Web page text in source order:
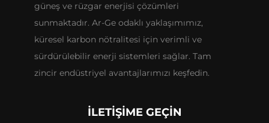
güneş ve rüzgar enerjisi çözümleri
sunmaktadır. Ar-Ge odaklı yaklaşımımız,
küresel karbon nötralitesi için verimli ve
sürdürülebilir enerji sistemleri sağlar. Tam
zincir endüstriyel avantajlarımızı keşfedin.
İLETIŞIME GEÇIN